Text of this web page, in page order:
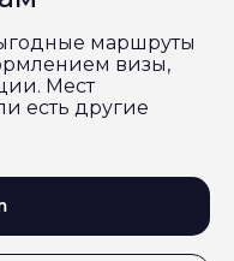
маршруты
визы,
Мест
есть другие